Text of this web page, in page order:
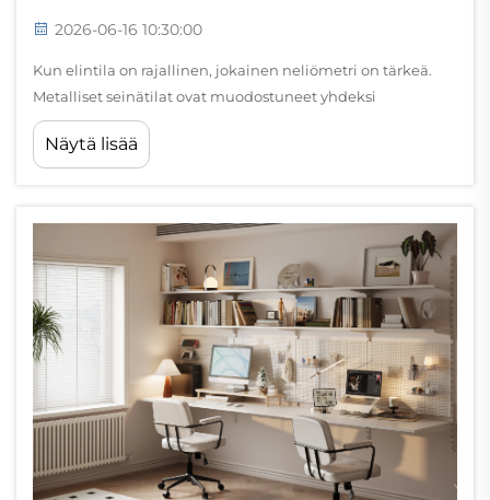
2026-06-16 10:30:00
Kun elintila on rajallinen, jokainen neliömetri on tärkeä.
Metalliset seinätilat ovat muodostuneet yhdeksi
käytännöllisimmistä ja suosituimmista ratkaisuista niille
kotitalouksille ja asukkaille, jotka tarvitsevat takaisin
Näytä lisää